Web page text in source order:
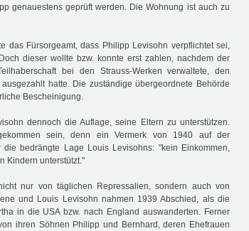
genauestens geprüft werden. Die Wohnung ist auch zu
das Fürsorgeamt, dass Philipp Levisohn verpflichtet sei,
dieser wollte bzw. konnte erst zahlen, nachdem der
bei den Strauss-Werken verwaltete, den
hatte. Die zuständige übergeordnete Behörde
Bescheinigung.
dennoch die Auflage, seine Eltern zu unterstützen.
sein, denn ein Vermerk von 1940 auf der
die bedrängte Lage Louis Levisohns: "kein Einkommen,
Kindern unterstützt."
nur von täglichen Repressalien, sondern auch von
und Louis Levisohn nahmen 1939 Abschied, als die
in die USA bzw. nach England auswanderten. Ferner
ihren Söhnen Philipp und Bernhard, deren Ehefrauen